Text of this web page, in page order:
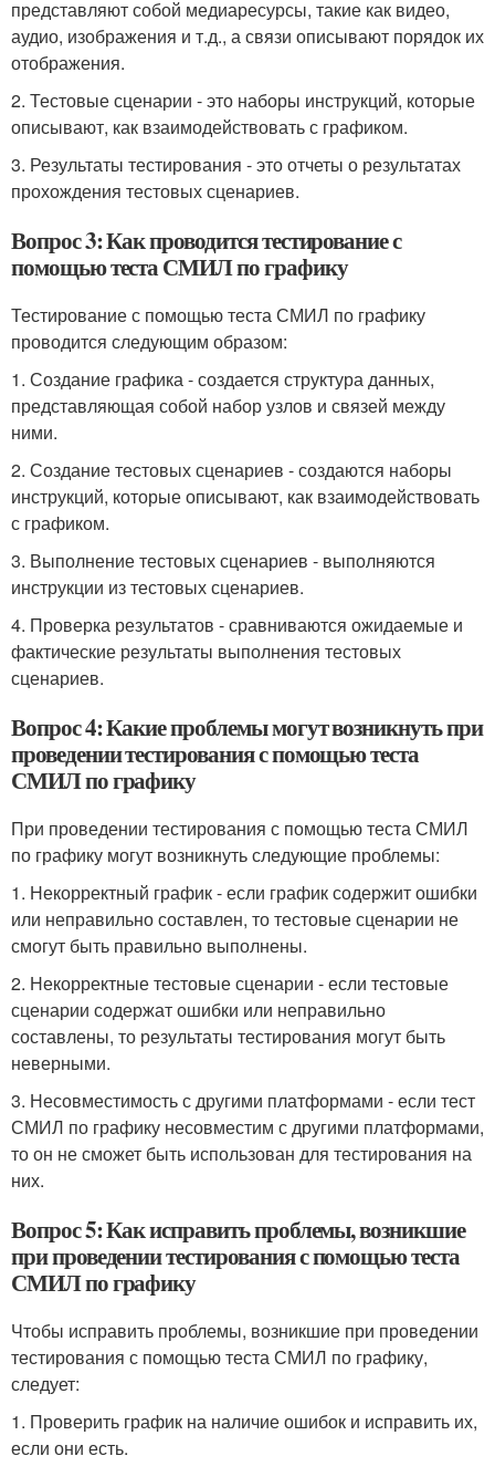
представляют собой медиаресурсы, такие как видео,
аудио, изображения и т.д., а связи описывают порядок их
отображения.
2. Тестовые сценарии - это наборы инструкций, которые
описывают, как взаимодействовать с графиком.
3. Результаты тестирования - это отчеты о результатах
прохождения тестовых сценариев.
Вопрос 3: Как проводится тестирование с
помощью теста СМИЛ по графику
Тестирование с помощью теста СМИЛ по графику
проводится следующим образом:
1. Создание графика - создается структура данных,
представляющая собой набор узлов и связей между
ними.
2. Создание тестовых сценариев - создаются наборы
инструкций, которые описывают, как взаимодействовать
с графиком.
3. Выполнение тестовых сценариев - выполняются
инструкции из тестовых сценариев.
4. Проверка результатов - сравниваются ожидаемые и
фактические результаты выполнения тестовых
сценариев.
Вопрос 4: Какие проблемы могут возникнуть при
проведении тестирования с помощью теста
СМИЛ по графику
При проведении тестирования с помощью теста СМИЛ
по графику могут возникнуть следующие проблемы:
1. Некорректный график - если график содержит ошибки
или неправильно составлен, то тестовые сценарии не
смогут быть правильно выполнены.
2. Некорректные тестовые сценарии - если тестовые
сценарии содержат ошибки или неправильно
составлены, то результаты тестирования могут быть
неверными.
3. Несовместимость с другими платформами - если тест
СМИЛ по графику несовместим с другими платформами,
то он не сможет быть использован для тестирования на
них.
Вопрос 5: Как исправить проблемы, возникшие
при проведении тестирования с помощью теста
СМИЛ по графику
Чтобы исправить проблемы, возникшие при проведении
тестирования с помощью теста СМИЛ по графику,
следует:
1. Проверить график на наличие ошибок и исправить их,
если они есть.